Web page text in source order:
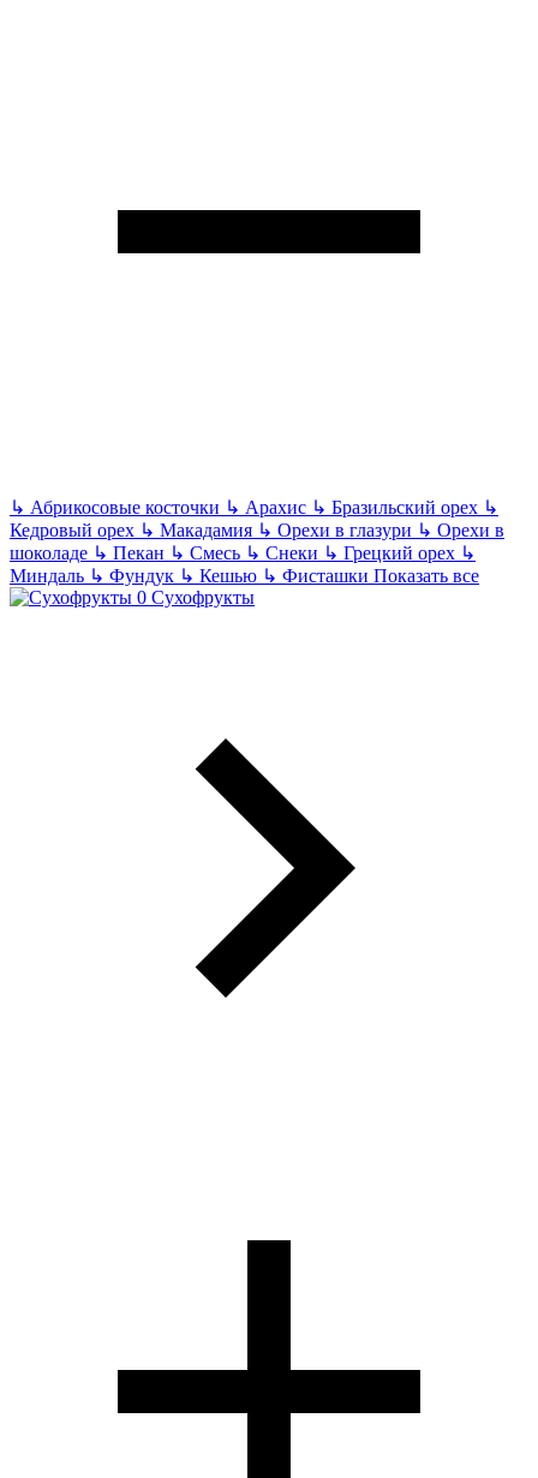
↳ Абрикосовые косточки ↳ Арахис ↳ Бразильский орех ↳
Кедровый орех ↳ Макадамия ↳ Орехи в глазури ↳ Орехи в
шоколаде ↳ Пекан ↳ Смесь ↳ Снеки ↳ Грецкий орех ↳
Миндаль ↳ Фундук ↳ Кешью ↳ Фисташки Показать все
Сухофрукты